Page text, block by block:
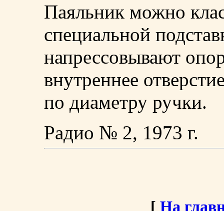
Паяльник можно
специальной
напрессовывают
внутреннее
по диаметру ручки.
Paдиo № 2, 1973 г.
[ На